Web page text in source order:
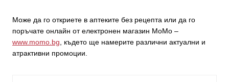
Може да го откриете в аптеките без рецепта или да го
поръчате онлайн от електронен магазин МоМо –
www.momo.bg , където ще намерите различни актуални и
атрактивни промоции.